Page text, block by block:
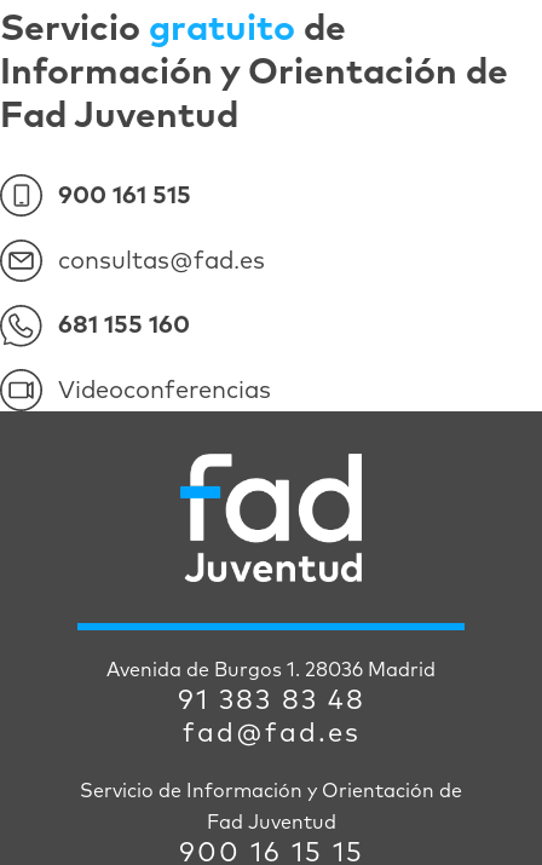
Servicio gratuito de
Información y Orientación de
Fad Juventud
900 161 515
consultas@fad.es
681 155 160
Videoconferencias
Avenida de Burgos 1. 28036 Madrid
91 383 83 48
fad@fad.es
Servicio de Información y Orientación de
Fad Juventud
900 16 15 15